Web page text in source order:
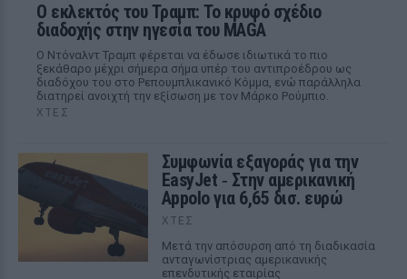
Ο εκλεκτός του Τραμπ: Το κρυφό σχέδιο
διαδοχής στην ηγεσία του MAGA
Ο Ντόναλντ Τραμπ φέρεται να έδωσε ιδιωτικά το πιο
ξεκάθαρο μέχρι σήμερα σήμα υπέρ του αντιπροέδρου ως
διαδόχου του στο Ρεπουμπλικανικό Κόμμα, ενώ παράλληλα
διατηρεί ανοιχτή την εξίσωση με τον Μάρκο Ρούμπιο.
ΧΤΕΣ
Συμφωνία εξαγοράς για την
EasyJet ‑ Στην αμερικανική
Appolo για 6,65 δισ. ευρώ
ΧΤΕΣ
Μετά την απόσυρση από τη διαδικασία
ανταγωνίστριας αμερικανικής
επενδυτικής εταιρίας